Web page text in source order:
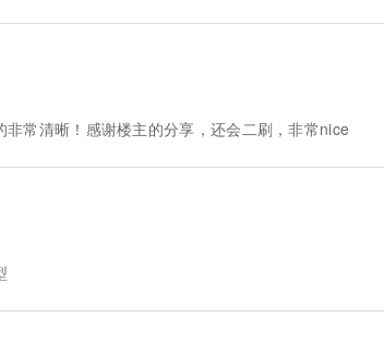
常清晰！感谢楼主的分享，还会二刷，非常nice